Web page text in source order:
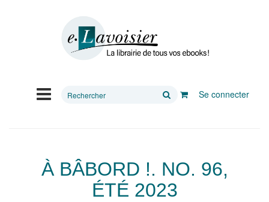
Rechercher
Se connecter
À BÂBORD !. NO. 96,
ÉTÉ 2023